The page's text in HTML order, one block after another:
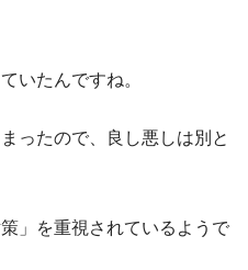
いたんですね。
ったので、良し悪しは別と
」を重視されているようで